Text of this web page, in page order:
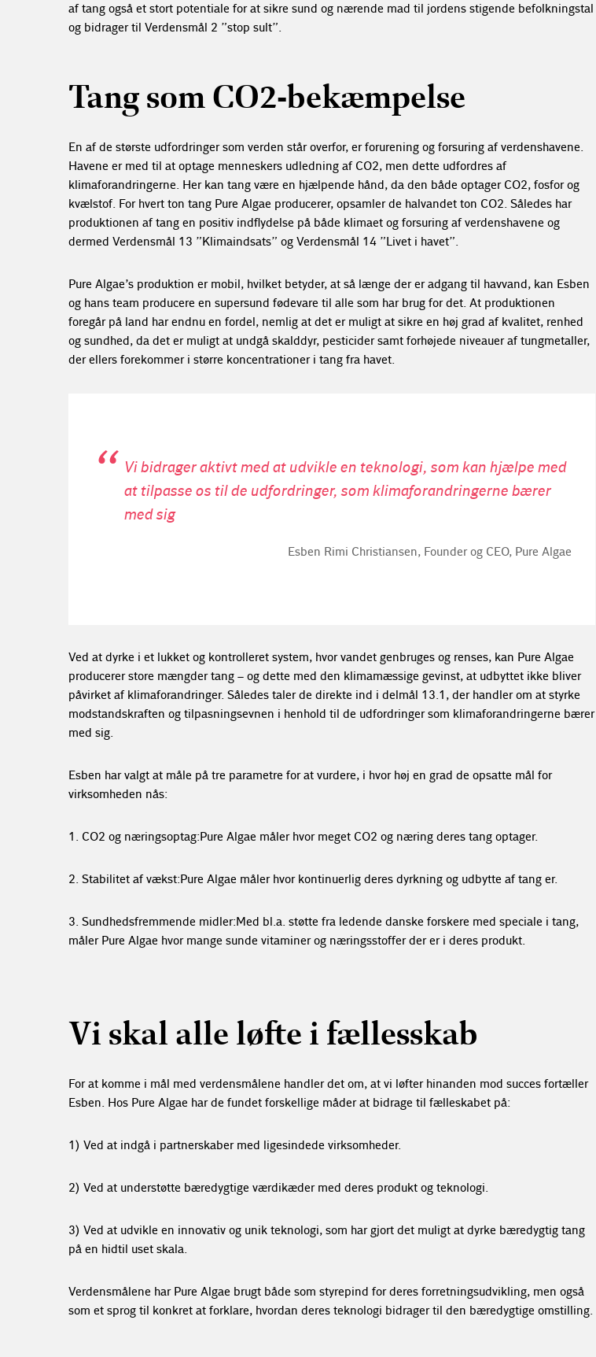
af tang også et stort potentiale for at sikre sund og nærende mad til jordens stigende befolkningstal
og bidrager til Verdensmål 2 ”stop sult”.
Tang som CO2-bekæmpelse
En af de største udfordringer som verden står overfor, er forurening og forsuring af verdenshavene.
Havene er med til at optage menneskers udledning af CO2, men dette udfordres af
klimaforandringerne. Her kan tang være en hjælpende hånd, da den både optager CO2, fosfor og
kvælstof. For hvert ton tang Pure Algae producerer, opsamler de halvandet ton CO2. Således har
produktionen af tang en positiv indflydelse på både klimaet og forsuring af verdenshavene og
dermed Verdensmål 13 ”Klimaindsats” og Verdensmål 14 ”Livet i havet”.
Pure Algae’s produktion er mobil, hvilket betyder, at så længe der er adgang til havvand, kan Esben
og hans team producere en supersund fødevare til alle som har brug for det. At produktionen
foregår på land har endnu en fordel, nemlig at det er muligt at sikre en høj grad af kvalitet, renhed
og sundhed, da det er muligt at undgå skalddyr, pesticider samt forhøjede niveauer af tungmetaller,
der ellers forekommer i større koncentrationer i tang fra havet.
Vi bidrager aktivt med at udvikle en teknologi, som kan hjælpe med
at tilpasse os til de udfordringer, som klimaforandringerne bærer
med sig
Esben Rimi Christiansen, Founder og CEO, Pure Algae
Ved at dyrke i et lukket og kontrolleret system, hvor vandet genbruges og renses, kan Pure Algae
producerer store mængder tang – og dette med den klimamæssige gevinst, at udbyttet ikke bliver
påvirket af klimaforandringer. Således taler de direkte ind i delmål 13.1, der handler om at styrke
modstandskraften og tilpasningsevnen i henhold til de udfordringer som klimaforandringerne bærer
med sig.
Esben har valgt at måle på tre parametre for at vurdere, i hvor høj en grad de opsatte mål for
virksomheden nås:
1. CO2 og næringsoptag: Pure Algae måler hvor meget CO2 og næring deres tang optager.
2. Stabilitet af vækst: Pure Algae måler hvor kontinuerlig deres dyrkning og udbytte af tang er.
3. Sundhedsfremmende midler: Med bl.a. støtte fra ledende danske forskere med speciale i tang,
måler Pure Algae hvor mange sunde vitaminer og næringsstoffer der er i deres produkt.
Vi skal alle løfte i fællesskab
For at komme i mål med verdensmålene handler det om, at vi løfter hinanden mod succes fortæller
Esben. Hos Pure Algae har de fundet forskellige måder at bidrage til fælleskabet på:
1) Ved at indgå i partnerskaber med ligesindede virksomheder.
2) Ved at understøtte bæredygtige værdikæder med deres produkt og teknologi.
3) Ved at udvikle en innovativ og unik teknologi, som har gjort det muligt at dyrke bæredygtig tang
på en hidtil uset skala.
Verdensmålene har Pure Algae brugt både som styrepind for deres forretningsudvikling, men også
som et sprog til konkret at forklare, hvordan deres teknologi bidrager til den bæredygtige omstilling.